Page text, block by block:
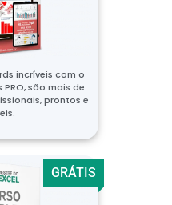
incríveis com o
PRO, são mais de
prontos e
GRÁTIS